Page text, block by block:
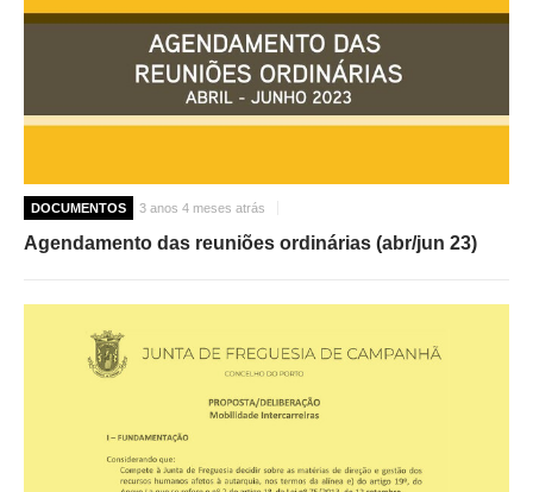
DOCUMENTOS 3 anos 4 meses atrás
Agendamento das reuniões ordinárias (abr/jun 23)